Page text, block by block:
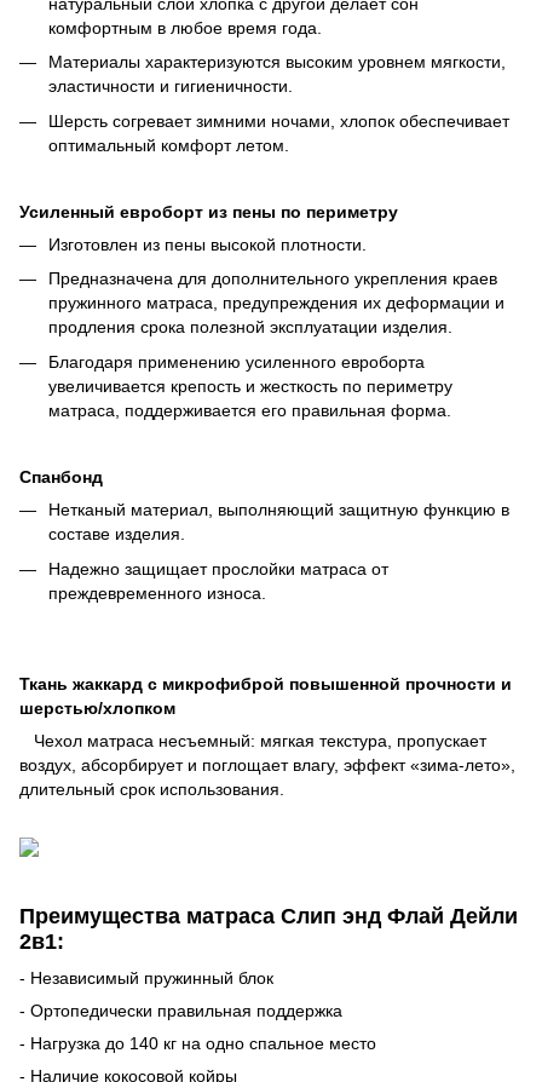
комфортным в любое время года.
Материалы характеризуются высоким уровнем мягкости,
эластичности и гигиеничности.
Шерсть согревает зимними ночами, хлопок обеспечивает
оптимальный комфорт летом.
Усиленный евроборт из пены по периметру
Изготовлен из пены высокой плотности.
Предназначена для дополнительного укрепления краев
пружинного матраса, предупреждения их деформации и
продления срока полезной эксплуатации изделия.
Благодаря применению усиленного евроборта
увеличивается крепость и жесткость по периметру
матраса, поддерживается его правильная форма.
Спанбонд
Нетканый материал, выполняющий защитную функцию в
составе изделия.
Надежно защищает прослойки матраса от
преждевременного износа.
Ткань жаккард с микрофиброй повышенной прочности и
шерстью/хлопком
Чехол матраса несъемный: мягкая текстура, пропускает
воздух, абсорбирует и поглощает влагу, эффект «зима-лето»,
длительный срок использования.
Преимущества матраса Слип энд Флай Дейли
2в1:
- Независимый пружинный блок
- Ортопедически правильная поддержка
- Нагрузка до 140 кг на одно спальное место
- Наличие кокосовой койры